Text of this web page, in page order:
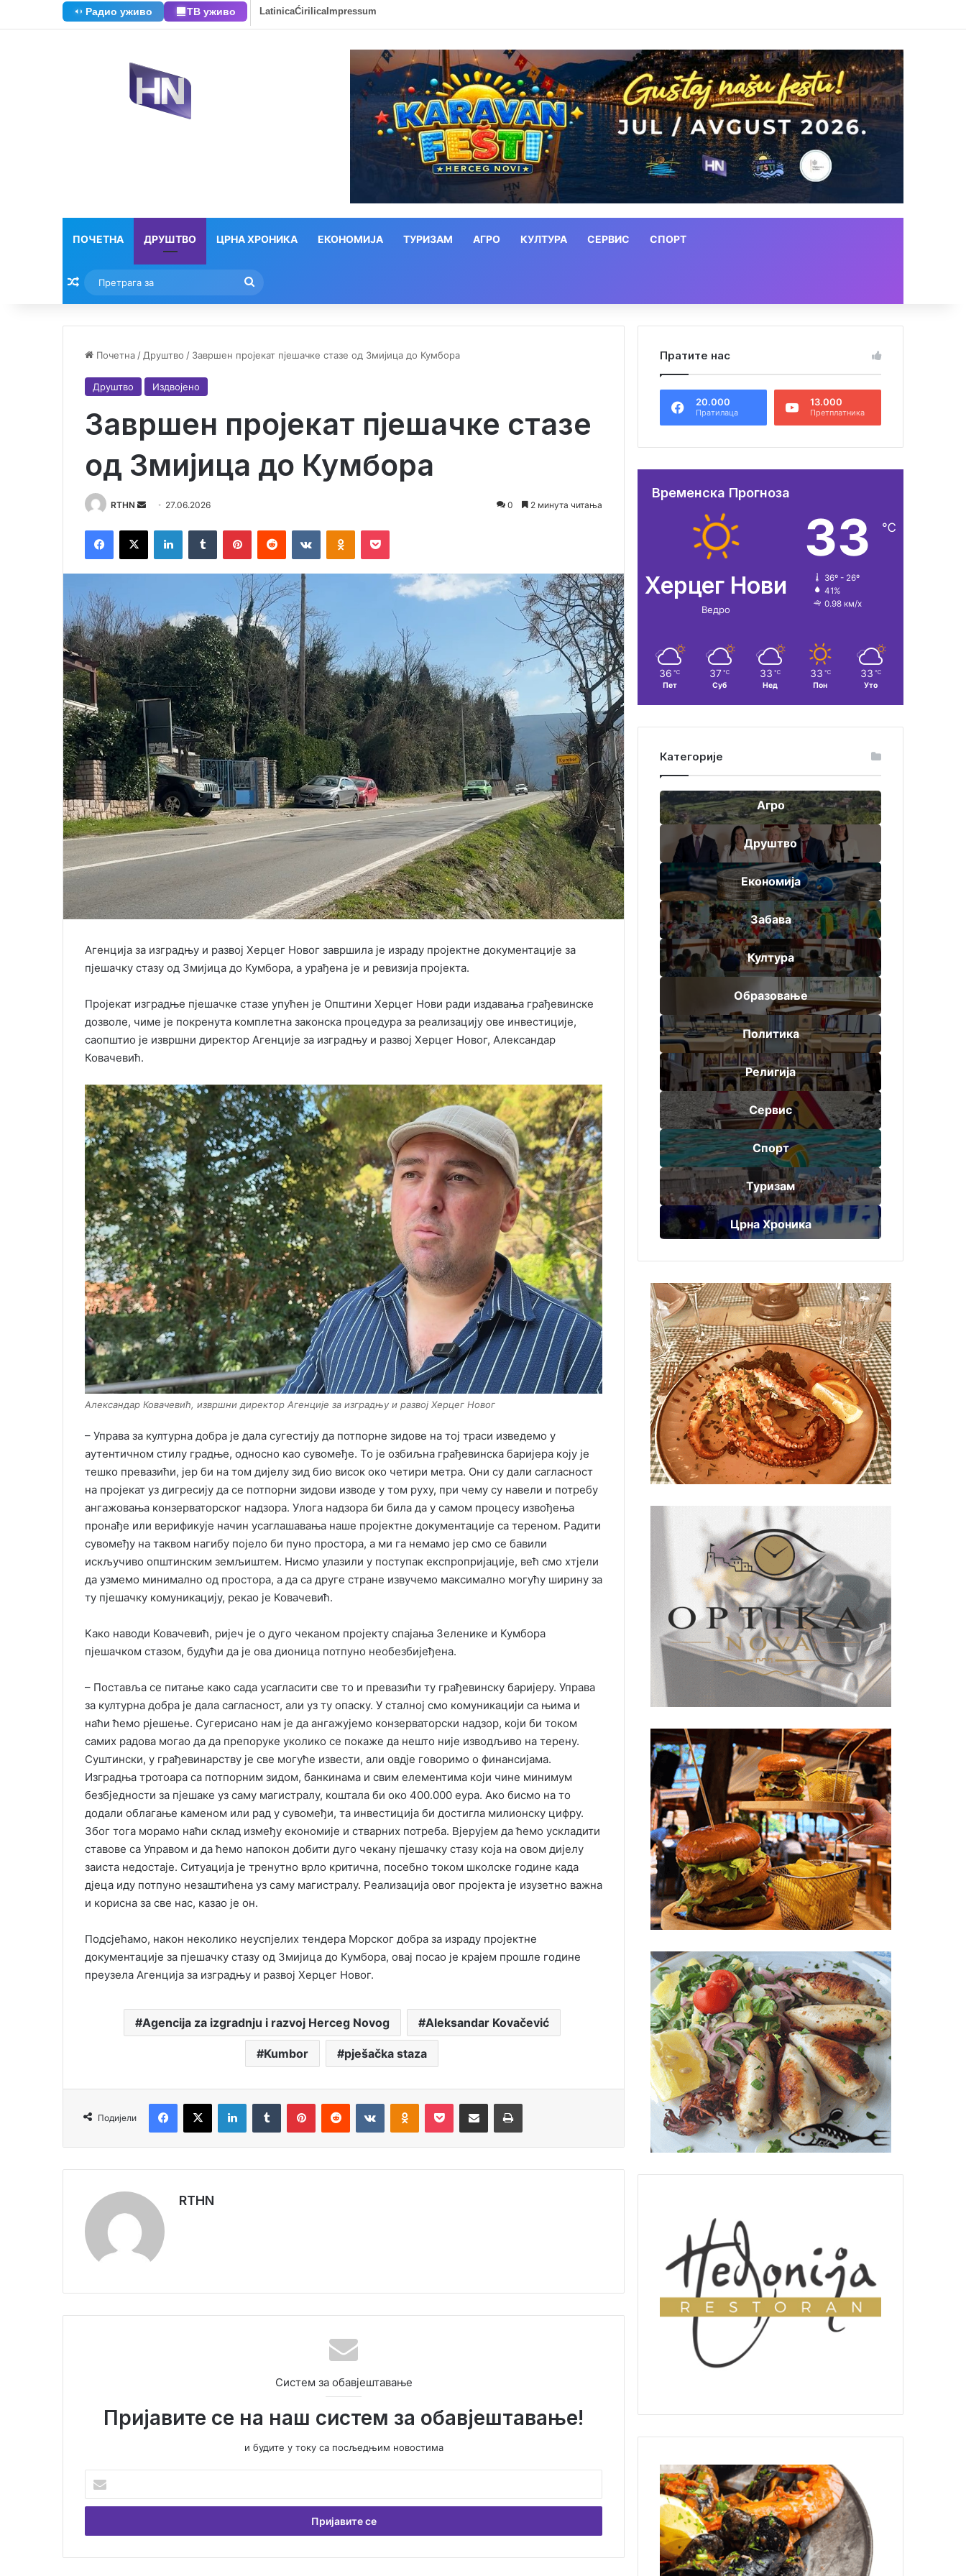
Радио уживо ТВ уживо LatinicaĆirilicaImpressum
ПОЧЕТНА ДРУШТВО ЦРНА ХРОНИКА ЕКОНОМИЈА ТУРИЗАМ АГРО КУЛТУРА СЕРВИС СПОРТ
Насумични текстови
за
Почетна / Друштво / Завршен пројекат пјешачке стазе од Змијица до Кумбора
Друштво Издвојено
Завршен пројекат пјешачке стазе
од Змијица до Кумбора
RTHN
d
a
m
a
i
27.06.2026 0 2 минута читања
Агенција за изградњу и развој Херцег Новог завршила је израду пројектне документације за
пјешачку стазу од Змијица до Кумбора, а урађена је и ревизија пројекта.
Пројекат изградње пјешачке стазе упућен је Општини Херцег Нови ради издавања грађевинске
дозволе, чиме је покренута комплетна законска процедура за реализацију ове инвестиције,
саопштио је извршни директор Агенције за изградњу и развој Херцег Новог, Александар
Ковачевић.
Александар Ковачевић, извршни директор Агенције за изградњу и развој Херцег Новог
– Управа за културна добра је дала сугестију да потпорне зидове на тој траси изведемо у
аутентичном стилу градње, односно као сувомеђе. То је озбиљна грађевинска баријера коју је
тешко превазићи, јер би на том дијелу зид био висок око четири метра. Они су дали сагласност
на пројекат уз дигресију да се потпорни зидови изводе у том руху, при чему су навели и потребу
ангажовања конзерваторског надзора. Улога надзора би била да у самом процесу извођења
пронађе или верификује начин усаглашавања наше пројектне документације са тереном. Радити
сувомеђу на таквом нагибу појело би пуно простора, а ми га немамо јер смо се бавили
искључиво општинским земљиштем. Нисмо улазили у поступак експропријације, већ смо хтјели
да узмемо минимално од простора, а да са друге стране извучемо максимално могућу ширину за
ту пјешачку комуникацију, рекао је Ковачевић.
Како наводи Ковачевић, ријеч је о дуго чеканом пројекту спајања Зеленике и Кумбора
пјешачком стазом, будући да је ова дионица потпуно необезбијеђена.
– Поставља се питање како сада усагласити све то и превазићи ту грађевинску баријеру. Управа
за културна добра је дала сагласност, али уз ту опаску. У сталној смо комуникацији са њима и
наћи ћемо рјешење. Сугерисано нам је да ангажујемо конзерваторски надзор, који би током
самих радова могао да да препоруке уколико се покаже да нешто није изводљиво на терену.
Суштински, у грађевинарству је све могуће извести, али овдје говоримо о финансијама.
Изградња тротоара са потпорним зидом, банкинама и свим елементима који чине минимум
безбједности за пјешаке уз саму магистралу, коштала би око 400.000 еура. Ако бисмо на то
додали облагање каменом или рад у сувомеђи, та инвестиција би достигла милионску цифру.
Због тога морамо наћи склад између економије и стварних потреба. Вјерујем да ћемо ускладити
ставове са Управом и да ћемо напокон добити дуго чекану пјешачку стазу која на овом дијелу
заиста недостаје. Ситуација је тренутно врло критична, посебно током школске године када
дјеца иду потпуно незаштићена уз саму магистралу. Реализација овог пројекта је изузетно важна
и корисна за све нас, казао је он.
Подсјећамо, након неколико неуспјелих тендера Морског добра за израду пројектне
документације за пјешачку стазу од Змијица до Кумбора, овај посао је крајем прошле године
преузела Агенција за изградњу и развој Херцег Новог.
Agencija za izgradnju i razvoj Herceg Novog Aleksandar Kovačević
Kumbor pješačka staza
Подијели
RTHN
Систем за обавјештавање
Пријавите се на наш систем за обавјештавање!
и будите у току са посљедњим новостима
е
и
Пратите нас
20.000
Пратилаца
13.000
Претплатника
Временска Прогноза
Херцег Нови
Ведро
33 ℃
36º - 26º
41%
0.98 км/х
36 ℃
Пет
37 ℃
Суб
33 ℃
Нед
33 ℃
Пон
33 ℃
Уто
Категорије
Агро
Друштво
Економија
Забава
Култура
Образовање
Политика
Религија
Сервис
Спорт
Туризам
Црна Хроника